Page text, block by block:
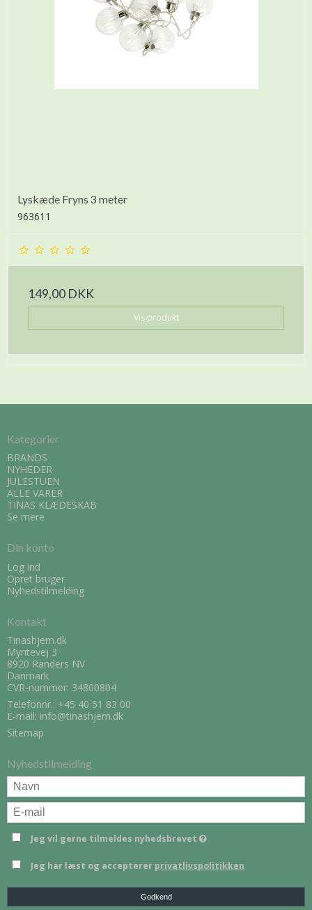
Lyskæde Fryns 3 meter
963611
149,00 DKK
Vis produkt
Kategorier
BRANDS
NYHEDER
JULESTUEN
ALLE VARER
TINAS KLÆDESKAB
Se mere
Din konto
Log ind
Opret bruger
Nyhedstilmelding
Kontakt
Tinashjem.dk
Myntevej 3
8920 Randers NV
Danmark
CVR-nummer: 34800804
Telefonnr.: +45 40 51 83 00
E-mail: info@tinashjem.dk
Sitemap
Nyhedstilmelding
Jeg vil gerne tilmeldes nyhedsbrevet
Jeg har læst og accepterer privatlivspolitikken
Godkend